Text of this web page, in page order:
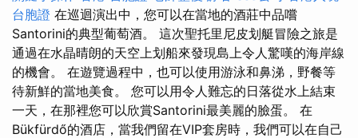
台胞證 在巡迴演出中，您可以在當地的酒莊中品嚐
Santorini的典型葡萄酒。 這次聖托里尼皮划艇冒險之旅是
通過在水晶晴朗的天空上划船來發現島上令人驚嘆的海岸線
的機會。 在遊覽過程中，也可以使用游泳和鼻涕，野餐等
待新鮮的當地美食。 您可以用令人難忘的日落從水上結束
一天，在那裡您可以欣賞Santorini最美麗的臉蛋。 在
Bükfürdő的酒店，當我們留在VIP套房時，我們可以在自己